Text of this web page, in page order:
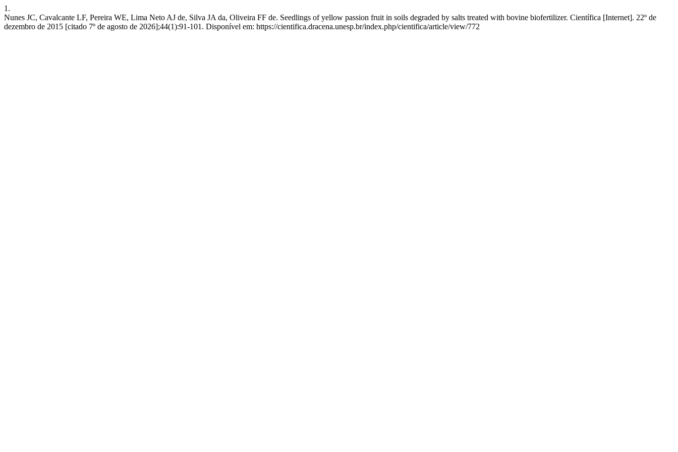
1.
Nunes JC, Cavalcante LF, Pereira WE, Lima Neto AJ de, Silva JA da, Oliveira FF de. Seedlings of yellow passion fruit in soils degraded by salts treated with bovine biofertilizer. Científica [Internet]. 22º de
dezembro de 2015 [citado 7º de agosto de 2026];44(1):91-101. Disponível em: https://cientifica.dracena.unesp.br/index.php/cientifica/article/view/772